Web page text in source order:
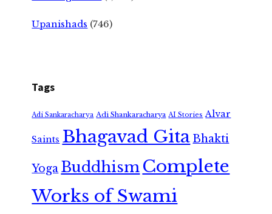
Upanishads (746)
Tags
Adi Sankaracharya Adi Shankaracharya AI Stories Alvar
Saints Bhagavad GitaBhakti
Yoga Buddhism Complete
Works of Swami